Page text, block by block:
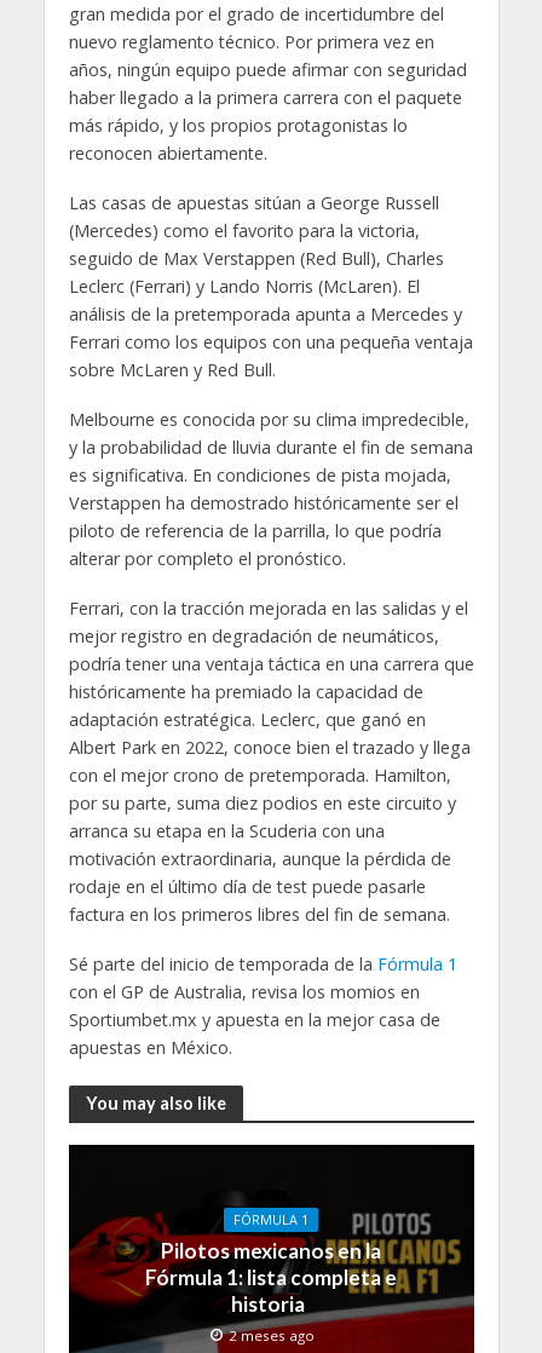
gran medida por el grado de incertidumbre del
nuevo reglamento técnico. Por primera vez en
años, ningún equipo puede afirmar con seguridad
haber llegado a la primera carrera con el paquete
más rápido, y los propios protagonistas lo
reconocen abiertamente.
Las casas de apuestas sitúan a George Russell
(Mercedes) como el favorito para la victoria,
seguido de Max Verstappen (Red Bull), Charles
Leclerc (Ferrari) y Lando Norris (McLaren). El
análisis de la pretemporada apunta a Mercedes y
Ferrari como los equipos con una pequeña ventaja
sobre McLaren y Red Bull.
Melbourne es conocida por su clima impredecible,
y la probabilidad de lluvia durante el fin de semana
es significativa. En condiciones de pista mojada,
Verstappen ha demostrado históricamente ser el
piloto de referencia de la parrilla, lo que podría
alterar por completo el pronóstico.
Ferrari, con la tracción mejorada en las salidas y el
mejor registro en degradación de neumáticos,
podría tener una ventaja táctica en una carrera que
históricamente ha premiado la capacidad de
adaptación estratégica. Leclerc, que ganó en
Albert Park en 2022, conoce bien el trazado y llega
con el mejor crono de pretemporada. Hamilton,
por su parte, suma diez podios en este circuito y
arranca su etapa en la Scuderia con una
motivación extraordinaria, aunque la pérdida de
rodaje en el último día de test puede pasarle
factura en los primeros libres del fin de semana.
Sé parte del inicio de temporada de la Fórmula 1
con el GP de Australia, revisa los momios en
Sportiumbet.mx y apuesta en la mejor casa de
apuestas en México.
You may also like
FÓRMULA 1
Pilotos mexicanos en la
Fórmula 1: lista completa e
historia
2 meses ago